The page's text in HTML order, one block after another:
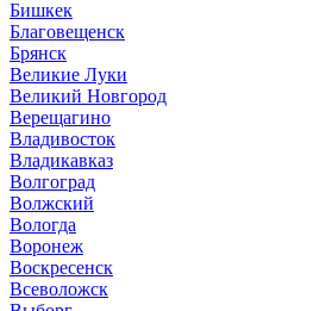
Бишкек
Благовещенск
Брянск
Великие Луки
Великий Новгород
Верещагино
Владивосток
Владикавказ
Волгоград
Волжский
Вологда
Воронеж
Воскресенск
Всеволожск